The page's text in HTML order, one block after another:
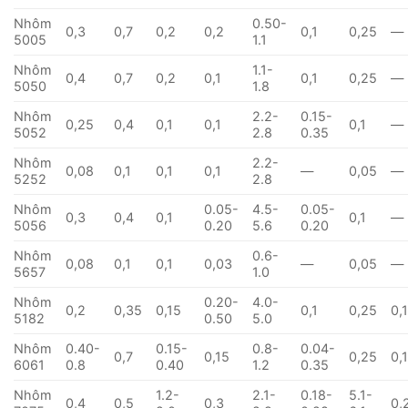
Nhôm
5005
0,3 0,7 0,2 0,2
0.50-
1.1
0,1 0,25 —
Nhôm
5050
0,4 0,7 0,2 0,1
1.1-
1.8
0,1 0,25 —
Nhôm
5052
0,25 0,4 0,1 0,1
2.2-
2.8
0.15-
0.35
0,1 —
Nhôm
5252
0,08 0,1 0,1 0,1
2.2-
2.8
— 0,05 —
Nhôm
5056
0,3 0,4 0,1
0.05-
0.20
4.5-
5.6
0.05-
0.20
0,1 —
Nhôm
5657
0,08 0,1 0,1 0,03
0.6-
1.0
— 0,05 —
Nhôm
5182
0,2 0,35 0,15
0.20-
0.50
4.0-
5.0
0,1 0,25 0,1
Nhôm
6061
0.40-
0.8
0,7
0.15-
0.40
0,15
0.8-
1.2
0.04-
0.35
0,25
Nhôm
0,4 0,5
1.2-
0,3
2.1-
0.18-
5.1-